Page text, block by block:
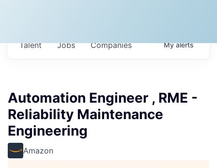
Jobs Companies
Talent Myalerts
Automation Engineer , RME -
Reliability Maintenance
Engineering
Amazon